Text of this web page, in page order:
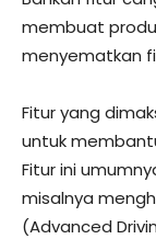
membuat
menyematkan
Fitur yang
untuk
Fitur ini
misalnya
(Advanced